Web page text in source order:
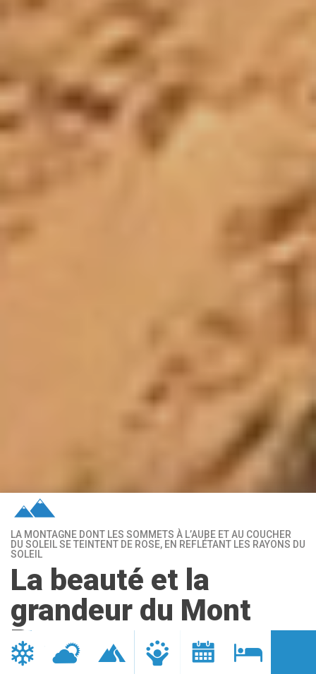
LA MONTAGNE DONT LES SOMMETS À L’AUBE ET AU COUCHER
DU SOLEIL SE TEINTENT DE ROSE, EN REFLÉTANT LES RAYONS DU
SOLEIL
La beauté et la
grandeur du Mont
Rose